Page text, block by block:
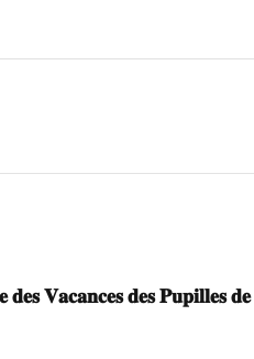
𝐝𝐞𝐬 𝐕𝐚𝐜𝐚𝐧𝐜𝐞𝐬 𝐝𝐞𝐬 𝐏𝐮𝐩𝐢𝐥𝐥𝐞𝐬